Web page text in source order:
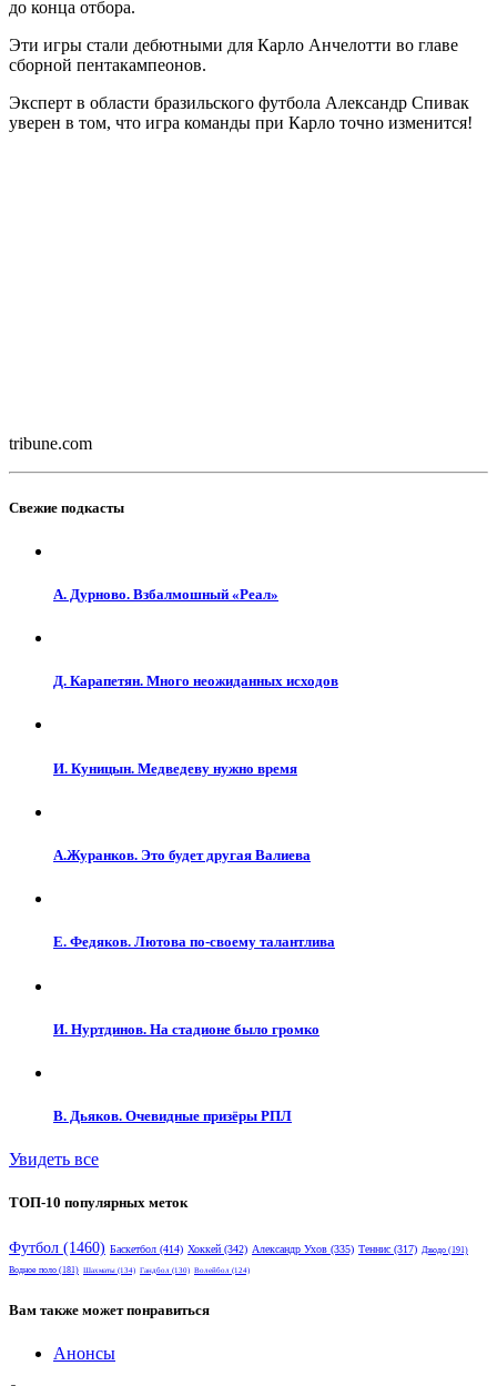
до конца отбора.
Эти игры стали дебютными для Карло Анчелотти во главе
сборной пентакампеонов.
Эксперт в области бразильского футбола Александр Спивак
уверен в том, что игра команды при Карло точно изменится!
tribune.com
Свежие подкасты
А. Дурново. Взбалмошный «Реал»
Д. Карапетян. Много неожиданных исходов
И. Куницын. Медведеву нужно время
А.Журанков. Это будет другая Валиева
Е. Федяков. Лютова по-своему талантлива
И. Нуртдинов. На стадионе было громко
В. Дьяков. Очевидные призёры РПЛ
Увидеть все
ТОП-10 популярных меток
Футбол (1460) Баскетбол (414) Хоккей (342) Александр Ухов (335) Теннис (317) Дзюдо (191)
Водное поло (181) Шахматы (134) Гандбол (130) Волейбол (124)
Вам также может понравиться
Анонсы